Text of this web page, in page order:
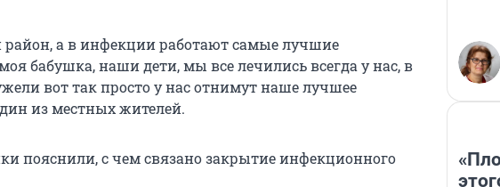
район, а в инфекции работают самые лучшие
бабушка, наши дети, мы все лечились всегда у нас, в
вот так просто у нас отнимут наше лучшее
из местных жителей.
пояснили, с чем связано закрытие инфекционного